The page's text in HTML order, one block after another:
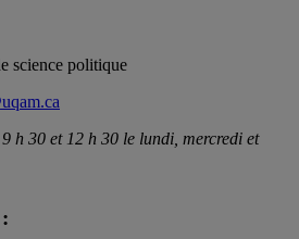
science politique
h 30 et 12 h 30 le lundi, mercredi et